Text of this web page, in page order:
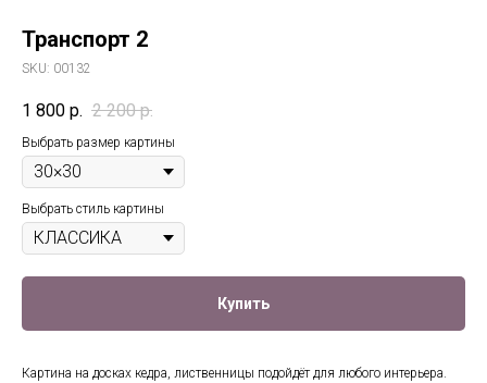
Транспорт 2
SKU: 00132
1 800 р. 2 200 р.
Выбрать размер картины
Выбрать стиль картины
Купить
Картина на досках кедра, лиственницы подойдёт для любого интерьера.